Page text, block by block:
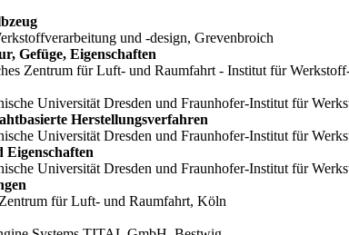
und -design, Grevenbroich
Gefüge, Eigenschaften
Zentrum für Luft- und Raumfahrt - Institut für
Universität Dresden und Fraunhofer-Institut für
Herstellungsverfahren
Universität Dresden und Fraunhofer-Institut für
Universität Dresden und Fraunhofer-Institut für
für Luft- und Raumfahrt, Köln